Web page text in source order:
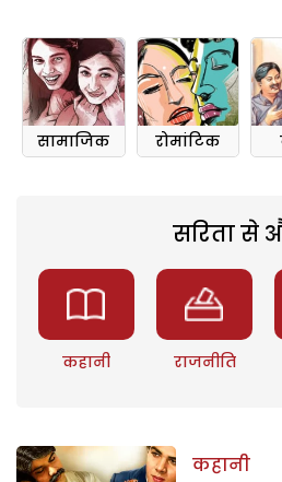
सामाजिक रोमांटिक
सरिता से
कहानी राजनीति
कहानी